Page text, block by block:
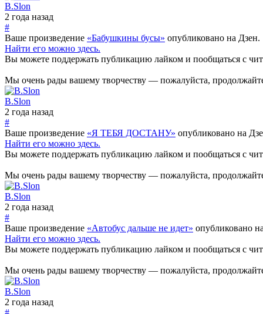
B.Slon
2 года назад
#
Ваше произведение «Бабушкины бусы» опубликовано на Дзен.
Найти его можно здесь.
Вы можете поддержать публикацию лайком и пообщаться с
Мы очень рады вашему творчеству — пожалуйста,
B.Slon
2 года назад
#
Ваше произведение «Я ТЕБЯ ДОСТАНУ» опубликовано на
Найти его можно здесь.
Вы можете поддержать публикацию лайком и пообщаться с
Мы очень рады вашему творчеству — пожалуйста,
B.Slon
2 года назад
#
Ваше произведение «Автобус дальше не идет» опубликовано
Найти его можно здесь.
Вы можете поддержать публикацию лайком и пообщаться с
Мы очень рады вашему творчеству — пожалуйста,
B.Slon
2 года назад